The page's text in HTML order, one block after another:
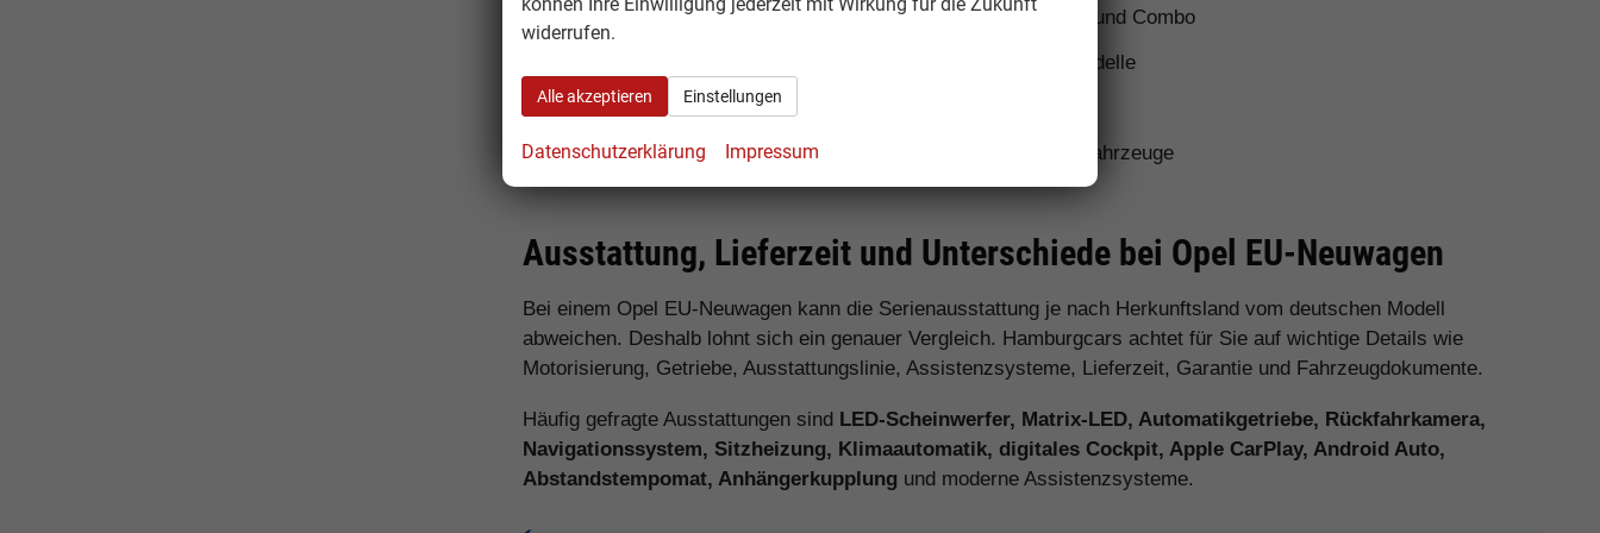
Für Familien:Opel Astra Sports Tourer, Grandland, Frontera und Combo
Opel Corsa, Astra, Mokka und elektrifizierte Modelle
Für SUV-Fans: Opel Mokka, Grandland und Frontera
Für Gewerbekunden:Opel Combo, Vivaro und weitere Nutzfahrzeuge
Ausstattung, Lieferzeit und Unterschiede bei Opel EU-Neuwagen
Bei einem Opel EU-Neuwagen kann die Serienausstattung je nach Herkunftsland vom deutschen Modell
abweichen. Deshalb lohnt sich ein genauer Vergleich. Hamburgcars achtet für Sie auf wichtige Details wie
Motorisierung, Getriebe, Ausstattungslinie, Assistenzsysteme, Lieferzeit, Garantie und Fahrzeugdokumente.
Häufig gefragte Ausstattungen sind LED-Scheinwerfer, Matrix-LED, Automatikgetriebe, Rückfahrkamera,
Navigationssystem, Sitzheizung, Klimaautomatik, digitales Cockpit, Apple CarPlay, Android Auto,
Abstandstempomat, Anhängerkupplung und moderne Assistenzsysteme.
widerrufen.
Alle akzeptieren Einstellungen
Datenschutzerklärung Impressum